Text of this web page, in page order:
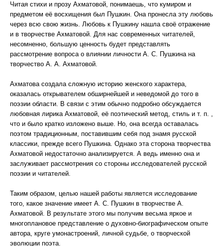
Читая стихи и прозу Ахматовой, понимаешь, что кумиром и
предметом её восхищения был Пушкин. Она пронесла эту любовь
через всю свою жизнь. Любовь к Пушкину нашла своё отражение
и в творчестве Ахматовой. Для нас современных читателей,
несомненно, большую ценность будет представлять
рассмотрение вопроса о влиянии личности А. С. Пушкина на
творчество А. А. Ахматовой.
Ахматова создала сложную историю женского характера,
оказалась открывателем обширнейшей и неведомой до того в
поэзии области. В связи с этим обычно подробно обсуждается
любовная лирика Ахматовой, её поэтический метод, стиль и т. п. ,
что и было кратко изложено выше. Но, она всегда оставалась
поэтом традиционным, поставившим себя под знамя русской
классики, прежде всего Пушкина. Однако эта сторона творчества
Ахматовой недостаточно анализируется. А ведь именно она и
заслуживает рассмотрения со стороны исследователей русской
поэзии и читателей.
Таким образом, целью нашей работы является исследование
того, какое значение имеет А. С. Пушкин в творчестве А.
Ахматовой. В результате этого мы получим весьма яркое и
многоплановое представление о духовно-биографическом опыте
автора, круге умонастроений, личной судьбе, о творческой
эволюции поэта.